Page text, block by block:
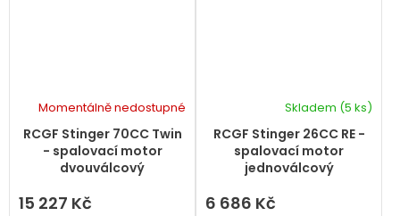
RCGF Stinger 70CC Twin
- spalovací motor
dvouválcový
Momentálně nedostupné
15 227 Kč
RCGF Stinger 26CC RE -
spalovací motor
jednoválcový
hodnocení
produktu
z
Skladem (5 ks)
6 686 Kč